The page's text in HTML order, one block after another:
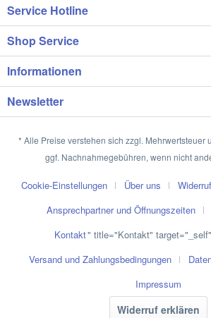
Service Hotline
Shop Service
Informationen
Newsletter
* Alle Preise verstehen sich zzgl. Mehrwertsteuer
ggf. Nachnahmegebühren, wenn nicht
Cookie-Einstellungen Über uns
Ansprechpartner und Öffnungszeiten
Kontakt" title="Kontakt"
Versand und Zahlungsbedingungen
Impressum
Widerruf erklären